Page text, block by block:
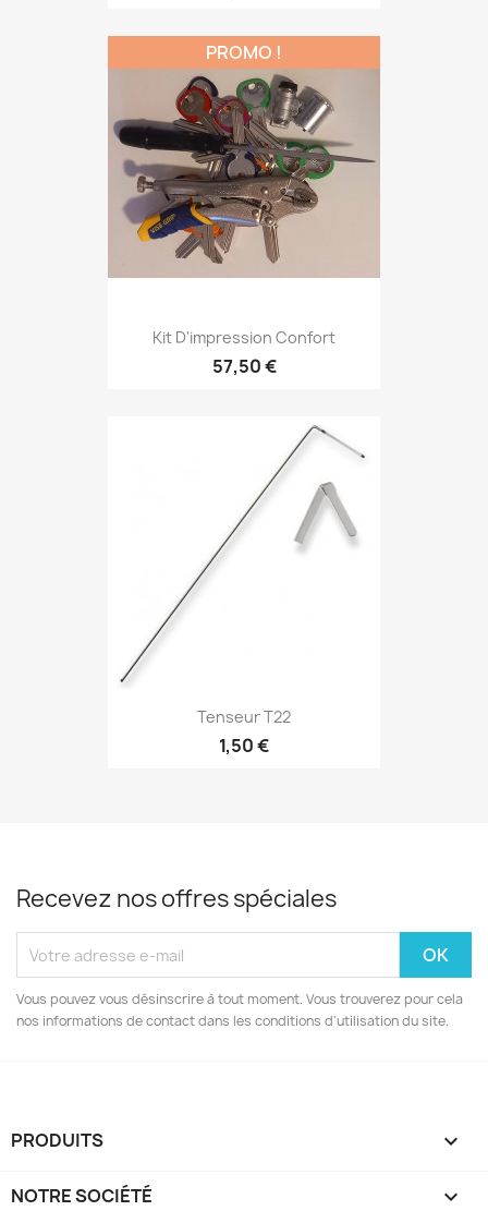
Kit D'impression Confort
57,50 €
PROMO !
Tenseur T22
1,50 €
Recevez nos offres spéciales
Vous pouvez vous désinscrire à tout moment. Vous trouverez pour cela
nos informations de contact dans les conditions d'utilisation du site.
PRODUITS 
NOTRE SOCIÉTÉ 